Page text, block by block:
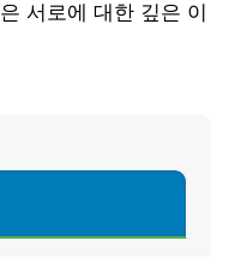
서로에 대한 깊은 이